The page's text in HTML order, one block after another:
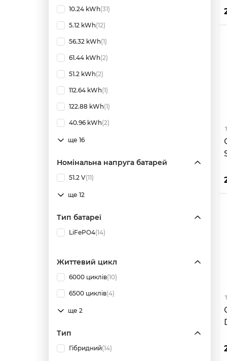
10.24 kWh(31)
5.12 kWh(12)
56.32 kWh(1)
61.44 kWh(2)
51.2 kWh(2)
112.64 kWh(1)
122.88 kWh(1)
40.96 kWh(2)
ще 16
Номінальна напруга батарей
51.2 V(11)
ще 12
Тип батареї
LiFePO4(14)
Життевий цикл
6000 циклів(10)
6500 циклів(4)
ще 2
Тип
Гібридний(14)